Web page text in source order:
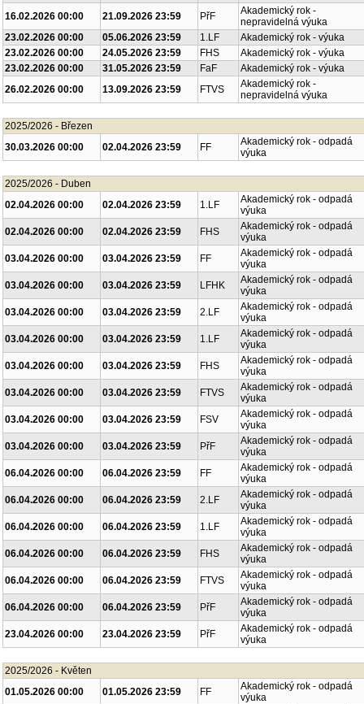
16.02.2026 00:00
21.09.2026 23:59 PřF
Akademický rok -
nepravidelná výuka
23.02.2026 00:00
05.06.2026 23:59 1.LF
Akademický rok - výuka
23.02.2026 00:00
24.05.2026 23:59 FHS
Akademický rok - výuka
23.02.2026 00:00
31.05.2026 23:59 FaF
Akademický rok - výuka
26.02.2026 00:00
13.09.2026 23:59 FTVS
Akademický rok -
nepravidelná výuka
2025/2026 - Březen
30.03.2026 00:00
02.04.2026 23:59 FF
Akademický rok - odpadá
výuka
2025/2026 - Duben
02.04.2026 00:00
02.04.2026 23:59 1.LF
Akademický rok - odpadá
výuka
02.04.2026 00:00
02.04.2026 23:59 FHS
Akademický rok - odpadá
výuka
03.04.2026 00:00
03.04.2026 23:59 FF
Akademický rok - odpadá
výuka
03.04.2026 00:00
03.04.2026 23:59 LFHK
Akademický rok - odpadá
výuka
03.04.2026 00:00
03.04.2026 23:59 2.LF
Akademický rok - odpadá
výuka
03.04.2026 00:00
03.04.2026 23:59 1.LF
Akademický rok - odpadá
výuka
03.04.2026 00:00
03.04.2026 23:59 FHS
Akademický rok - odpadá
výuka
03.04.2026 00:00
03.04.2026 23:59 FTVS
Akademický rok - odpadá
výuka
03.04.2026 00:00
03.04.2026 23:59 FSV
Akademický rok - odpadá
výuka
03.04.2026 00:00
03.04.2026 23:59 PřF
Akademický rok - odpadá
výuka
06.04.2026 00:00
06.04.2026 23:59 FF
Akademický rok - odpadá
výuka
06.04.2026 00:00
06.04.2026 23:59 2.LF
Akademický rok - odpadá
výuka
06.04.2026 00:00
06.04.2026 23:59 1.LF
Akademický rok - odpadá
výuka
06.04.2026 00:00
06.04.2026 23:59 FHS
Akademický rok - odpadá
výuka
06.04.2026 00:00
06.04.2026 23:59 FTVS
Akademický rok - odpadá
výuka
06.04.2026 00:00
06.04.2026 23:59 PřF
Akademický rok - odpadá
výuka
23.04.2026 00:00
23.04.2026 23:59 PřF
Akademický rok - odpadá
výuka
2025/2026 - Květen
01.05.2026 00:00
01.05.2026 23:59 FF
Akademický rok - odpadá
výuka